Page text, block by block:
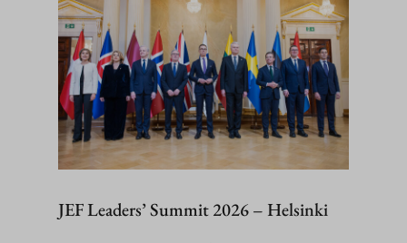
JEF Leaders’ Summit 2026 – Helsinki